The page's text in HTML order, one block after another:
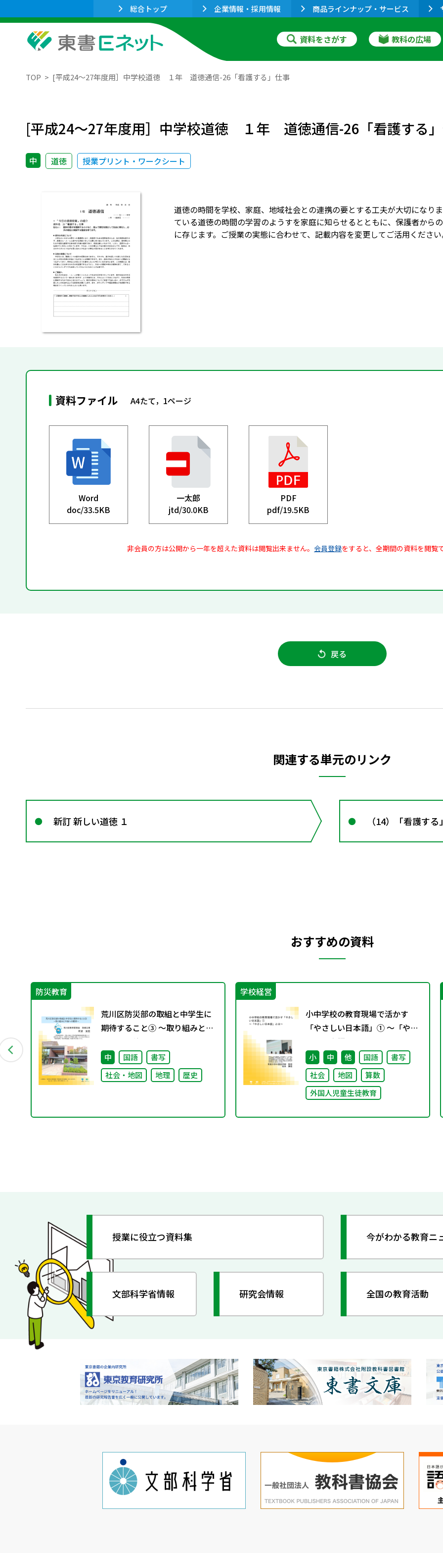
総合トップ 企業情報・採用情報 商品ラインナップ・サービス
資料をさがす 教科の広場
TOP [平成24～27年度用］中学校道徳 １年 道徳通信-26「看護する」仕事
[平成24～27年度用］中学校道徳 １年 道徳通信-26「看護する
中 道徳 授業プリント・ワークシート
道徳の時間を学校、家庭、地域社会との連携の要とする工夫が大切になり
ている道徳の時間の学習のようすを家庭に知らせるとともに、保護者から
に存じます。ご授業の実態に合わせて、記載内容を変更してご活用くださ
資料ファイル A4たて，1ページ
Word
doc/33.5KB
一太郎
jtd/30.0KB
PDF
pdf/19.5KB
非会員の方は公開から一年を超えた資料は閲覧出来ません。 会員登録をすると、全期間の資料を閲覧
戻る
関連する単元のリンク
新訂 新しい道徳 １ （14）「看護す
おすすめの資料
防災教育
荒川区防災部の取組と中学生に
期待すること③ ～取り組みと今
後への期待～
中 国語
書写
社会・地図
地理 歴史
学校経営
小中学校の教育現場で活かす
「やさしい日本語」① ～「やさ
しい日本語」とは～
小 中 他 国語
書写
社会
地図
算数
外国人児童生徒教育
授業に役立つ資料集 今がわかる教育ニ
文部科学省情報 研究会情報 全国の教育活動